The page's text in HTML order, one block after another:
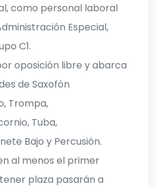
como personal laboral
Especial,
C1.
oposición libre y abarca
de Saxofón
Trompa,
Tuba,
Bajo y Percusión.
al menos el primer
plaza pasarán a